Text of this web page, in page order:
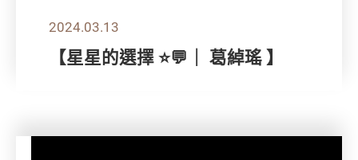
2024.03.13
【星星的選擇 ⭐💬｜ 葛綽瑤 】